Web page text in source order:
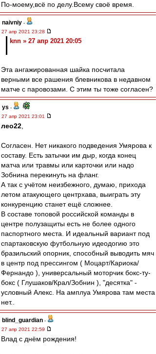
По-моему,всё по делу.Всему своё время.
naivniy -
27 апр 2021 23:28
knn » 27 апр 2021 20:05
Эта ангажированная шайка посчитала
верными все рашения блевникова в недавном
матче с паровозами. С этим ты тоже согласен?
ys -
27 апр 2021 23:01
лео22
Согласен. Нет никакого подведения Умярова к
составу. Есть затычки им дыр, когда конец
матча или травмы или карточки или надо
Зобнина перекинуть на фланг.
А так с учётом неизбежного, думаю, прихода
летом атакующего центрхава, выиграть эту
конкуренцию станет ещё сложнее.
В составе топовой российской команды в
центре полузащиты есть не более одного
паспортного места. И идеальный вариант под
спартаковскую футбольную идеодогию это
бразильский опорник, способный выводить мяч
в центр под прессингом ( Моцарт/Кариока/
Фернандо ), универсальный моторчик бокс-ту-
бокс ( Глушаков/Крал/Зобнин ), "десятка" -
условный Алекс. На амплуа Умярова там места
нет..
blind_guardian -
27 апр 2021 22:59
Влад с днëм рождения!